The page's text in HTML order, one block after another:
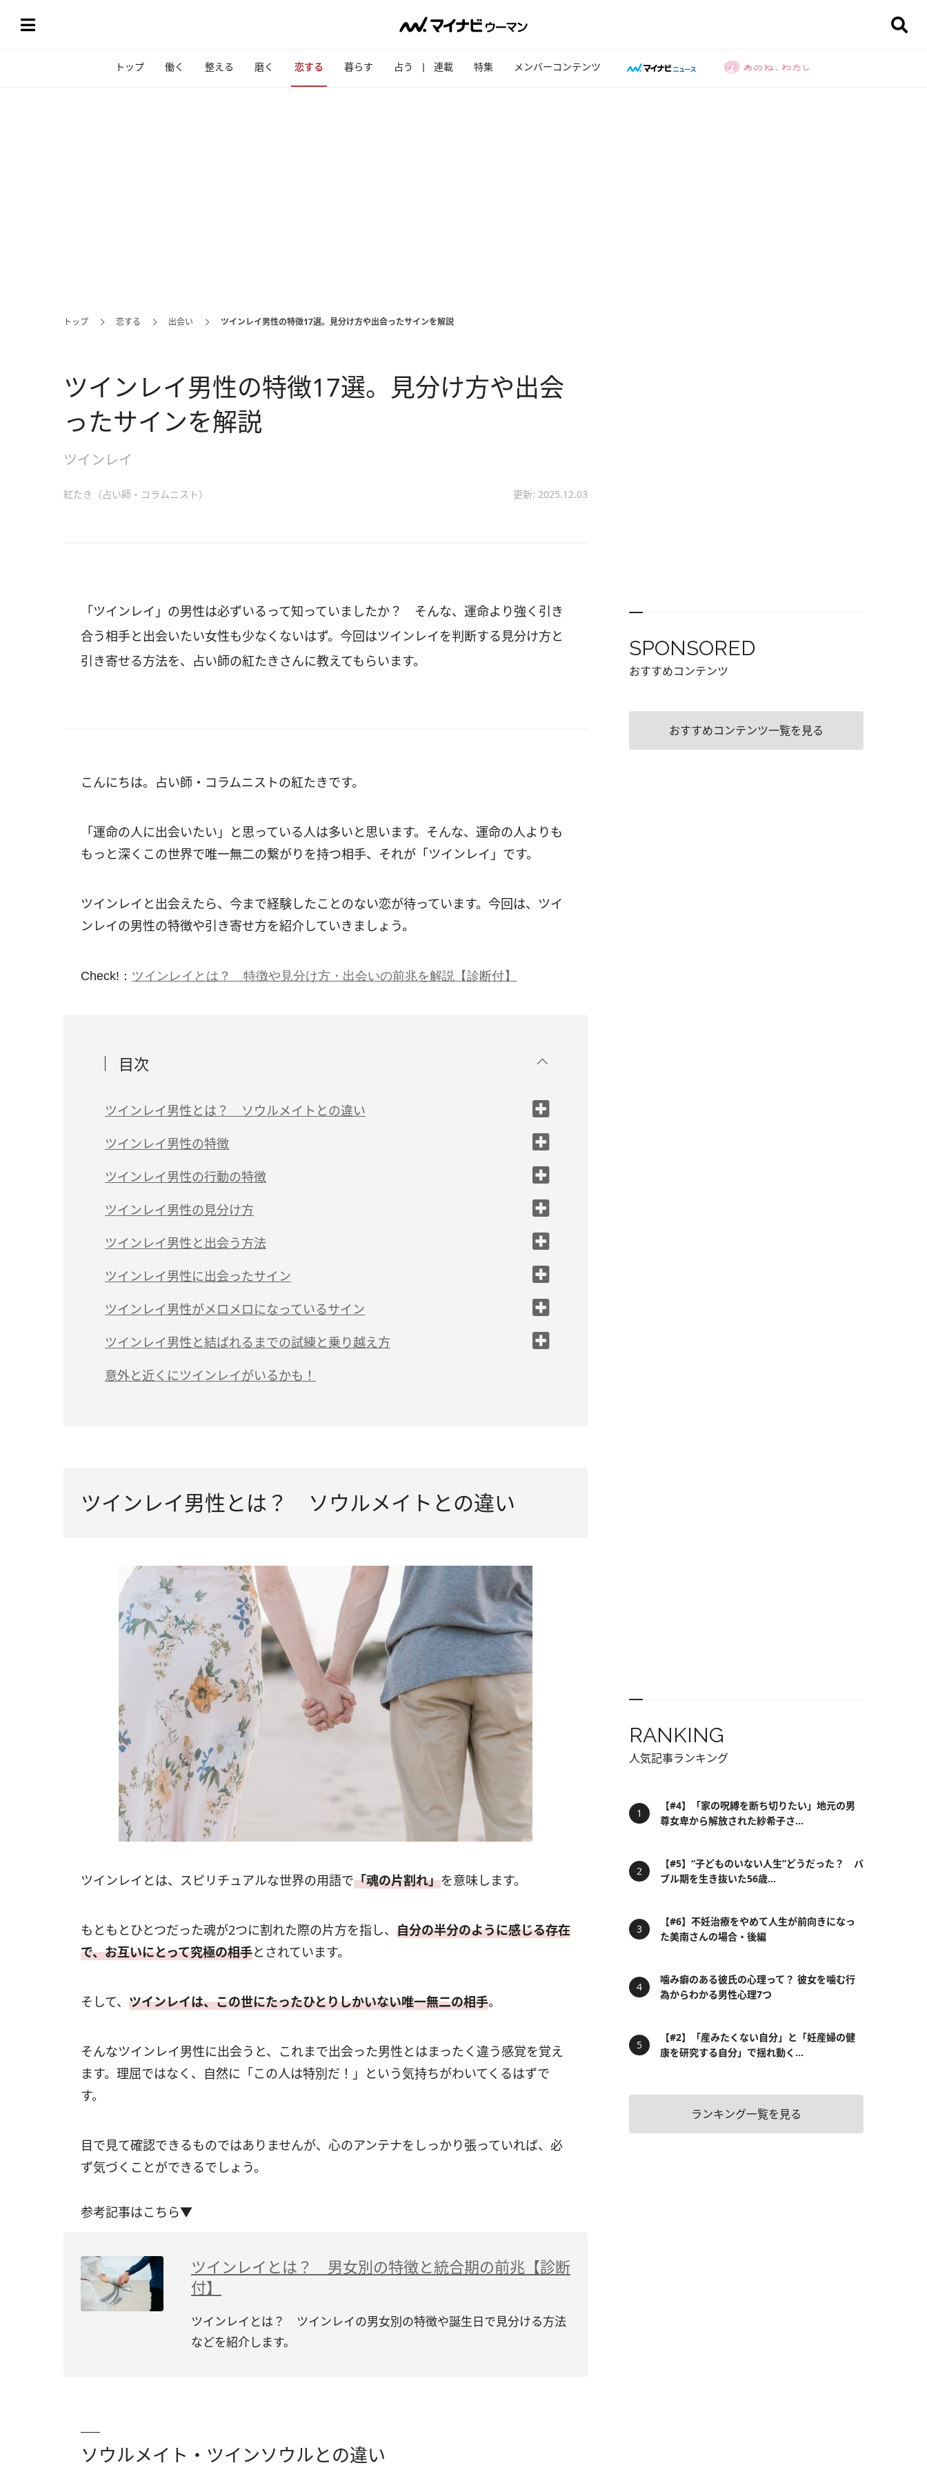
トップ 働く 整える 磨く 恋する 暮らす 占う 連載 特集 メンバーコンテンツ
トップ 恋する 出会い ツインレイ男性の特徴17選。見分け方や出会ったサインを解説
ツインレイ男性の特徴17選。見分け方や出会
ったサインを解説
ツインレイ
紅たき（占い師・コラムニスト） 更新: 2025.12.03
「ツインレイ」の男性は必ずいるって知っていましたか？ そんな、運命より強く引き
合う相手と出会いたい女性も少なくないはず。今回はツインレイを判断する見分け方と
引き寄せる方法を、占い師の紅たきさんに教えてもらいます。
こんにちは。占い師・コラムニストの紅たきです。
「運命の人に出会いたい」と思っている人は多いと思います。そんな、運命の人よりも
もっと深くこの世界で唯一無二の繋がりを持つ相手、それが「ツインレイ」です。
ツインレイと出会えたら、今まで経験したことのない恋が待っています。今回は、ツイ
ンレイの男性の特徴や引き寄せ方を紹介していきましょう。
Check!： ツインレイとは？ 特徴や見分け方・出会いの前兆を解説【診断付】
目次
ツインレイ男性とは？ ソウルメイトとの違い
ソウルメイト・ツインソウルとの違い
ツインレイ男性の特徴
（1）初対面で「この人とは恋人になる！」と感じる
（2）ワンネスを感じる
（3）見た目が似ている
（7）沈黙が気にならない
（8）思い悩むことが増える
ツインレイ男性の行動の特徴
（1）嫉妬や束縛をしてくる
（2）一途に愛してくれる
（3）本音を語ってくれる
（7）言動がおかしくなる
ツインレイ男性の見分け方
（1）顔のパーツやほくろの位置に共通点はあるか
（2）出会った後に体調の変化が起こったか
（3）初対面の時に何か直感したか
ツインレイ男性と出会う方法
（1）月光浴をする
（2）年上の男性と積極的に交流する
（3）人の集まる場所へたくさん出かける
ツインレイ男性に出会ったサイン
（1）常に幸福を感じられる
（2）相手が愛情深いため不安を感じない
（3）ツインレイの男性と気持ちが通じ合う
ツインレイ男性がメロメロになっているサイン
（1）LINEや電話など連絡の頻度が増える
（2）独占欲が強くなる
ツインレイ男性と結ばれるまでの試練と乗り越え方
サイレント期間とは？
意外と近くにツインレイがいるかも！
ツインレイ男性とは？ ソウルメイトとの違い
ツインレイとは、スピリチュアルな世界の用語で「魂の片割れ」を意味します。
もともとひとつだった魂が2つに割れた際の片方を指し、 自分の半分のように感じる存在
で、お互いにとって究極の相手とされています。
そして、 ツインレイは、この世にたったひとりしかいない唯一無二の相手。
そんなツインレイ男性に出会うと、これまで出会った男性とはまったく違う感覚を覚え
ます。理屈ではなく、自然に「この人は特別だ！」という気持ちがわいてくるはずで
す。
目で見て確認できるものではありませんが、心のアンテナをしっかり張っていれば、必
ず気づくことができるでしょう。
参考記事はこちら▼
ツインレイとは？ 男女別の特徴と統合期の前兆【診断
付】
ツインレイとは？ ツインレイの男女別の特徴や誕生日で見分ける方法
などを紹介します。
ソウルメイト・ツインソウルとの違い
SPONSORED
おすすめコンテンツ
おすすめコンテンツ一覧を見る
RANKING
人気記事ランキング
【#4】「家の呪縛を断ち切りたい」地元の男
尊女卑から解放された紗希子さ...
【#5】“子どものいない人生”どうだった？ バ
ブル期を生き抜いた56歳...
【#6】不妊治療をやめて人生が前向きになっ
た美南さんの場合・後編
噛み癖のある彼氏の心理って？ 彼女を噛む行
為からわかる男性心理7つ
【#2】「産みたくない自分」と「妊産婦の健
康を研究する自分」で揺れ動く...
ランキング一覧を見る